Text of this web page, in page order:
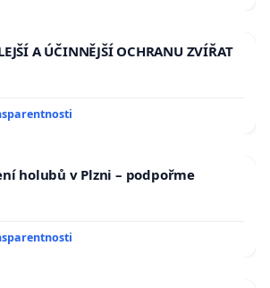
A ÚČINNĚJŠÍ OCHRANU ZVÍŘAT
holubů v Plzni – podpořme